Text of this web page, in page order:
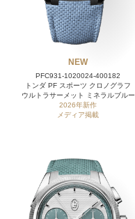
NEW
PFC931-1020024-400182
トンダ PF スポーツ クロノグラフ
ウルトラサーメット ミネラルブルー
2026年新作
メディア掲載